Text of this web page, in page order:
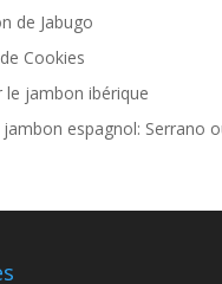
de Jabugo
Cookies
le jambon ibérique
jambon espagnol: Serrano